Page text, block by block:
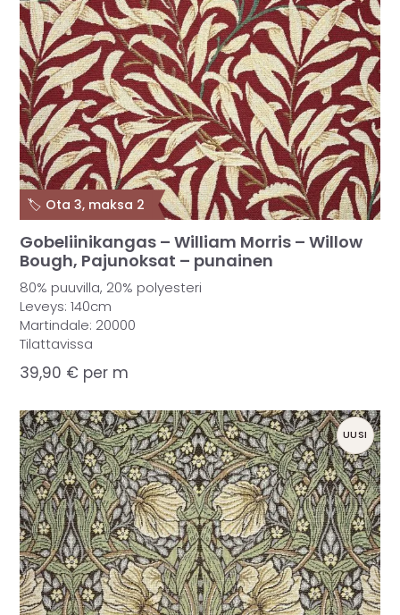
Gobeliinikangas – William Morris – Willow
Bough, Pajunoksat – punainen
80% puuvilla, 20% polyesteri
Leveys: 140cm
Martindale: 20000
Tilattavissa
39,90 € per m
🏷️ Ota 3, maksa 2
UUSI